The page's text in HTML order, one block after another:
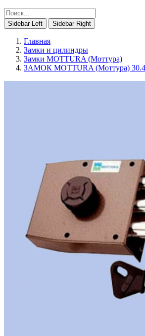
Sidebar Left Sidebar Right
Главная
Замки и цилиндры
Замки MOTTURA (Моттура)
ЗАМОК MOTTURA (Моттура)